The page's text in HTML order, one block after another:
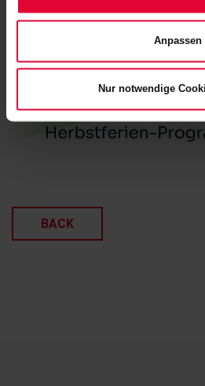
Anpassen
Nur notwendige
BACK